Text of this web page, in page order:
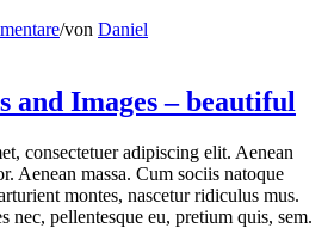
/von Daniel
and Images – beautiful
consectetuer adipiscing elit. Aenean
Aenean massa. Cum sociis natoque
montes, nascetur ridiculus mus.
nec, pellentesque eu, pretium quis, sem.